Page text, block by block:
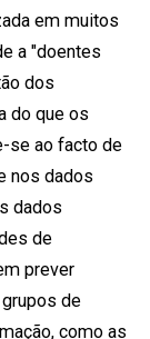
em muitos
a "doentes
dos
do que os
se ao facto de
nos dados
dados
de
prever
de
como as